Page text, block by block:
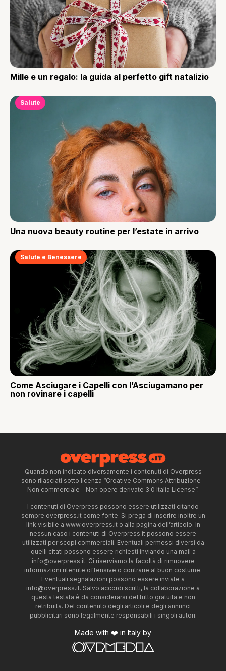
Mille e un regalo: la guida al perfetto gift natalizio
Salute
Una nuova beauty routine per l’estate in arrivo
Salute e Benessere
Come Asciugare i Capelli con l’Asciugamano per
non rovinare i capelli
Quando non indicato diversamente i contenuti di Overpress
sono rilasciati sotto licenza “Creative Commons Attribuzione –
Non commerciale – Non opere derivate 3.0 Italia License”.
I contenuti di Overpress possono essere utilizzati citando
sempre overpress.it come fonte. Si prega di inserire inoltre un
link visibile a www.overpress.it o alla pagina dell’articolo. In
nessun caso i contenuti di Overpress.it possono essere
utilizzati per scopi commerciali. Eventuali permessi diversi da
quelli citati possono essere richiesti inviando una mail a
info@overpress.it. Ci riserviamo la facoltà di rimuovere
informazioni ritenute offensive o contrarie al buon costume.
Eventuali segnalazioni possono essere inviate a
info@overpress.it. Salvo accordi scritti, la collaborazione a
questa testata è da considerarsi del tutto gratuita e non
retribuita. Del contenuto degli articoli e degli annunci
pubblicitari sono legalmente responsabili i singoli autori.
Made with ❤️ in Italy by